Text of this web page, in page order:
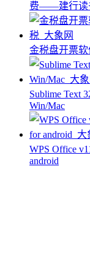
费——建行读
金税盘开票
Sublime Text
Win/Mac
WPS Office
android